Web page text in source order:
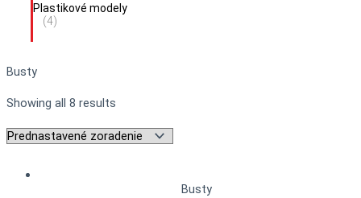
Plastikové modely
(4)
Busty
Showing all 8 results
Busty